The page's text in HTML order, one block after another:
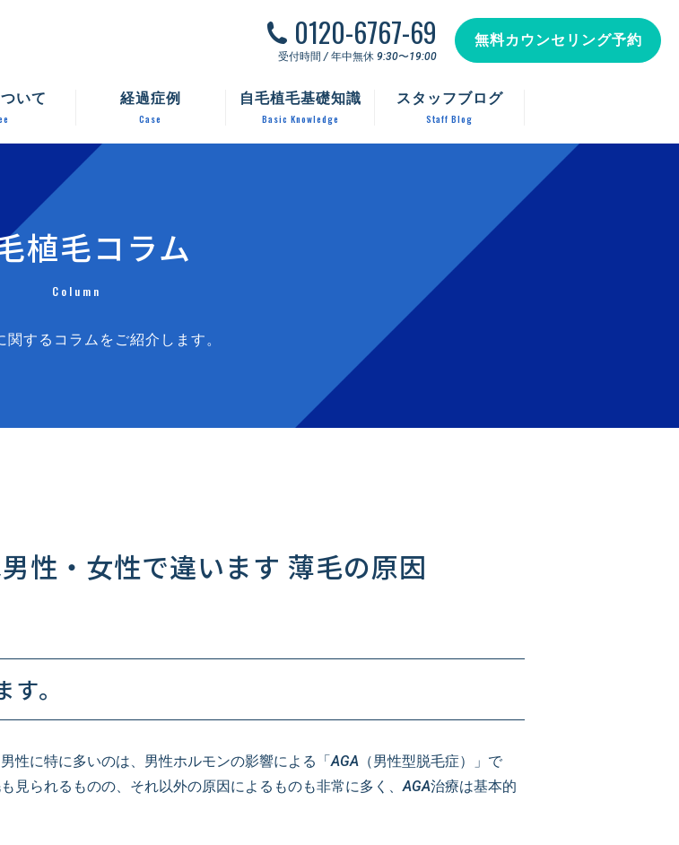
0120-6767-69
受付時間 / 年中無休 9:30〜19:00
無料カウンセリング予約
いて 経過症例
Case
自毛植毛基礎知識
Basic Knowledge
スタッフブログ
Staff Blog
植毛コラム
Column
関するコラムをご紹介します。
性・女性で違います 薄毛の原因
。
性に特に多いのは、男性ホルモンの影響による「AGA（男性型脱毛症）」で
見られるものの、それ以外の原因によるものも非常に多く、AGA治療は基本的